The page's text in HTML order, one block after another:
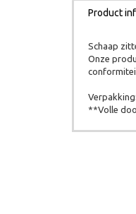
Product
Schaap
Onze
**Volle